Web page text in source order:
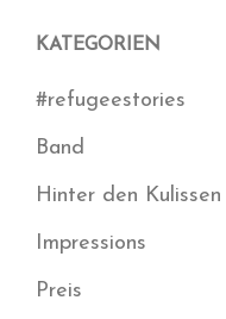
KATEGORIEN
#refugeestories
Band
Hinter den Kulissen
Impressions
Preis